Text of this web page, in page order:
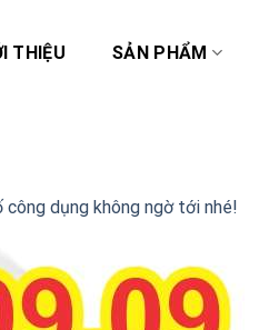
THIỆU SẢN PHẨM
dụng không ngờ tới nhé!